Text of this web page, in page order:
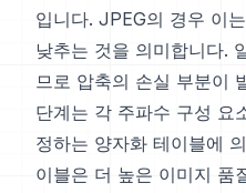
입니다. JPEG의 경우 이
낮추는 것을 의미합니다.
므로 압축의 손실 부분이
단계는 각 주파수 구성 요
정하는 양자화 테이블에
이블은 더 높은 이미지 품